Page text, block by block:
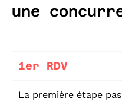
une
1er RDV
La première étape